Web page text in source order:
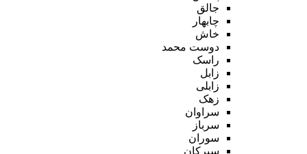
جالق
چابهار
خاش
دوست محمد
راسک
زابل
زابلی
زهک
سراوان
سرباز
سوران
سیرکان